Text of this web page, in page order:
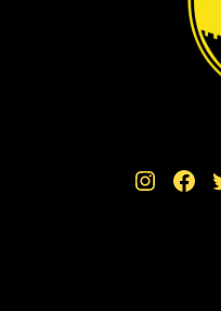
Instagram Facebook Twitter